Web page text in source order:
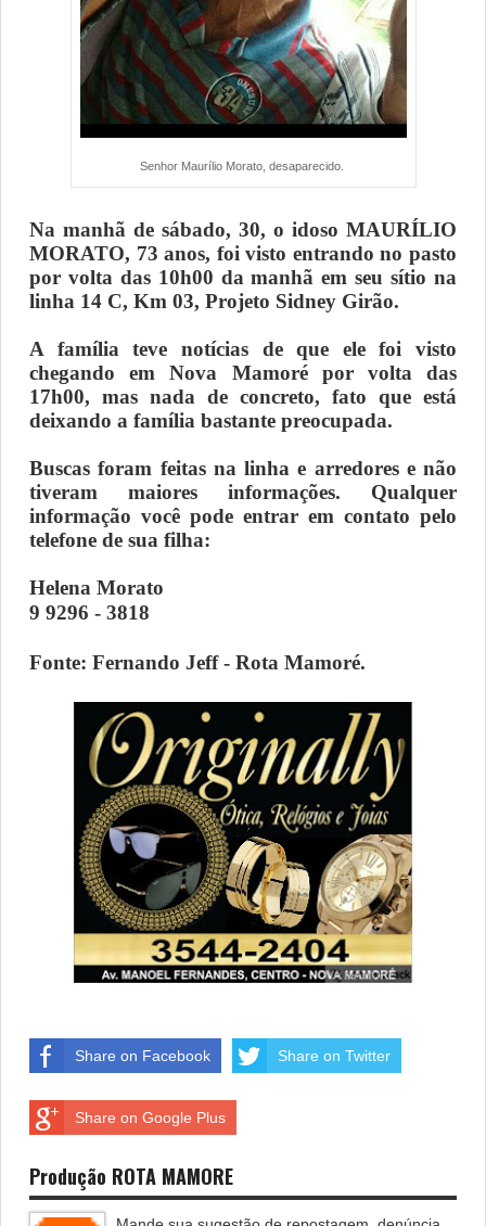
Senhor Maurílio Morato, desaparecido.
Na manhã de sábado, 30, o idoso MAURÍLIO
MORATO, 73 anos, foi visto entrando no pasto
por volta das 10h00 da manhã em seu sítio na
linha 14 C, Km 03, Projeto Sidney Girão.
A família teve notícias de que ele foi visto
chegando em Nova Mamoré por volta das
17h00, mas nada de concreto, fato que está
deixando a família bastante preocupada.
Buscas foram feitas na linha e arredores e não
tiveram maiores informações. Qualquer
informação você pode entrar em contato pelo
telefone de sua filha:
Helena Morato
9 9296 - 3818
Fonte: Fernando Jeff - Rota Mamoré.
Share on Facebook Share on Twitter
Share on Google Plus
Produção ROTA MAMORE